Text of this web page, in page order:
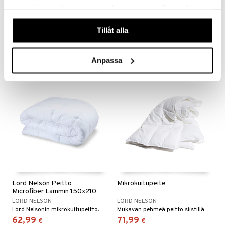
våra cookies vid fortsatt användande av vår webbplats.
Tillåt alla
Anpassa
28,99 €
Lord Nelsonin mikrokuitupeitto.
35,99 €
Lord Nelson Peitto
Microfiber Lämmin 150x210
LORD NELSON
Lord Nelsonin mikrokuitupeitto.
62,99 €
Mikrokuitupeite
LORD NELSON
Mukavan pehmeä peitto siistillä kankaalla!
71,99 €